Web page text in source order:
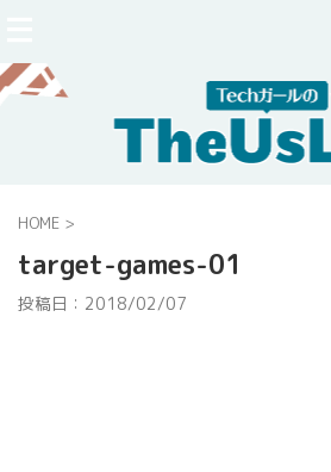
HOME >
target-games-01
投稿日： 2018/02/07